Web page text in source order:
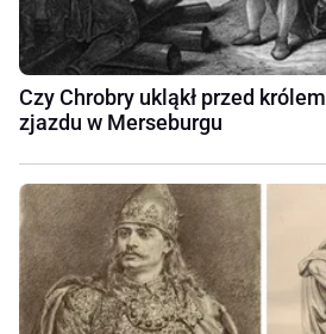
Czy Chrobry ukląkł przed
zjazdu w Merseburgu